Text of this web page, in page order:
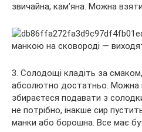
звичайна, кам’яна. Можна
3. Солодощі кладіть за
абсолютно достатньо. Можна
збираєтеся подавати з
не потрібно, інакше сир
манки або борошна. Все має